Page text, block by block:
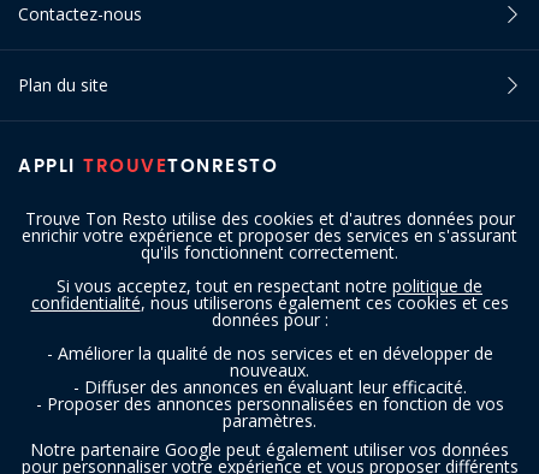
Trouve Ton Resto utilise des cookies et d'autres données pour
enrichir votre expérience et proposer des services en s'assurant
qu'ils fonctionnent correctement.
Si vous acceptez, tout en respectant notre politique de
confidentialité, nous utiliserons également ces cookies et ces
données pour :
- Améliorer la qualité de nos services et en développer de
nouveaux.
- Diffuser des annonces en évaluant leur efficacité.
- Proposer des annonces personnalisées en fonction de vos
paramètres.
Notre partenaire Google peut également utiliser vos données
pour personnaliser votre expérience et vous proposer différents
APPLI TROUVETONRESTO
Contactez-nous
Plan du site
SUIVEZ-NOUS